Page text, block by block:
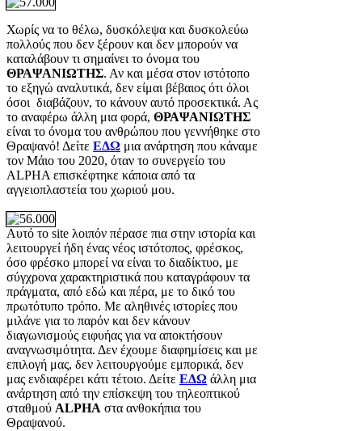
Χωρίς να το θέλω, δυσκόλεψα και δυσκολεύω
πολλούς που δεν ξέρουν και δεν μπορούν να
καταλάβουν τι σημαίνει το όνομα του
ΘΡΑΨΑΝΙΩΤΗΣ. Αν και μέσα στον ιστότοπο
το εξηγώ αναλυτικά, δεν είμαι βέβαιος ότι όλοι
όσοι διαβάζουν, το κάνουν αυτό προσεκτικά. Ας
το αναφέρω άλλη μια φορά, ΘΡΑΨΑΝΙΩΤΗΣ
είναι το όνομα του ανθρώπου που γεννήθηκε στο
Θραψανό! Δείτε ΕΔΩ μια ανάρτηση που κάναμε
τον Μάιο του 2020, όταν το συνεργείο του
ALPHA επισκέφτηκε κάποια από τα
αγγειοπλαστεία του χωριού μου.
Αυτό το site λοιπόν πέρασε πια στην ιστορία και
λειτουργεί ήδη ένας νέος ιστότοπος, φρέσκος,
όσο φρέσκο μπορεί να είναι το διαδίκτυο, με
σύγχρονα χαρακτηριστικά που καταγράφουν τα
πράγματα, από εδώ και πέρα, με το δικό του
πρωτότυπο τρόπο. Με αληθινές ιστορίες που
μιλάνε για το παρόν και δεν κάνουν
διαγωνισμούς ειφυήας για να αποκτήσουν
αναγνωσιμότητα. Δεν έχουμε διαφημίσεις και με
επιλογή μας, δεν λειτουργούμε εμπορικά, δεν
μας ενδιαφέρει κάτι τέτοιο. Δείτε ΕΔΩ άλλη μια
ανάρτηση από την επίσκεψη του τηλεοπτικού
σταθμού ALPHA στα ανθοκήπια του
Θραψανού.